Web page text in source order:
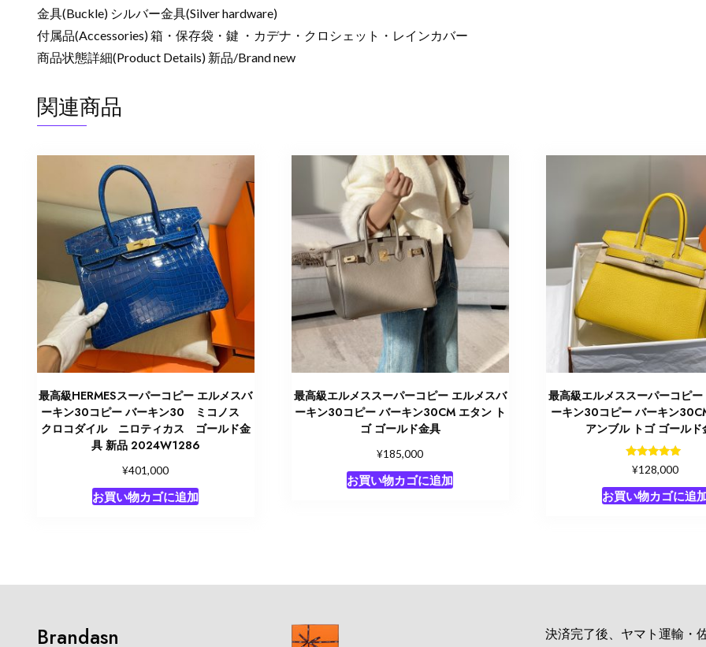
金具(Buckle) シルバー金具(Silver hardware)
付属品(Accessories) 箱・保存袋・鍵 ・カデナ・クロシェット・レインカバー
商品状態詳細(Product Details) 新品/Brand new
関連商品
最高級HERMESスーパーコピー エルメスバ
ーキン30コピー バーキン30 ミコノス
クロコダイル ニロティカス ゴールド金
具 新品 2024W1286
¥401,000
お買い物カゴに追加
最高級エルメススーパーコピー エルメスバ
ーキン30コピー バーキン30CM エタン ト
ゴ ゴールド金具
¥185,000
お買い物カゴに追加
最高級エルメススーパーコピ
ーキン30コピー バーキン
アンブル トゴ ゴールド
5段階中
5.00
の評価
¥128,000
お買い物カゴに追
Brandasn
決済完了後、ヤマト運輸・